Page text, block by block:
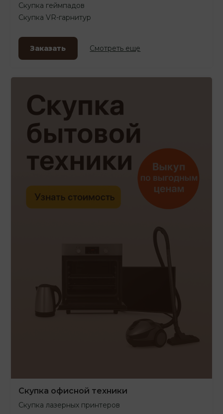
Скупка геймпадов
Скупка VR-гарнитур
Заказать Смотреть еще
Скупка офисной техники
Скупка лазерных принтеров